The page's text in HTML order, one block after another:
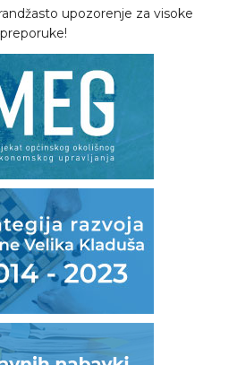
upozorenje za visoke